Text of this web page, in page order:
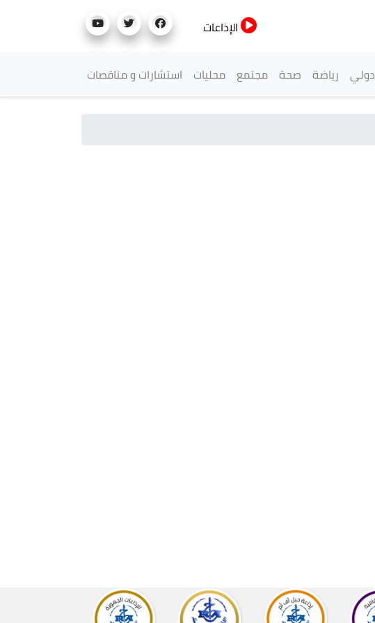
الإذاعات
دولي رياضة صحة مجتمع محليات استشارات و مناقصات